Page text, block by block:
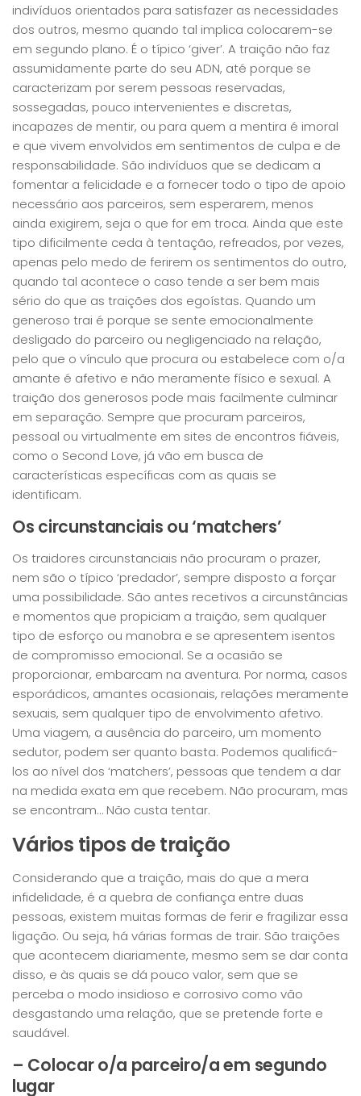
indivíduos orientados para satisfazer as necessidades
dos outros, mesmo quando tal implica colocarem-se
em segundo plano. É o típico ‘giver’. A traição não faz
assumidamente parte do seu ADN, até porque se
caracterizam por serem pessoas reservadas,
sossegadas, pouco intervenientes e discretas,
incapazes de mentir, ou para quem a mentira é imoral
e que vivem envolvidos em sentimentos de culpa e de
responsabilidade. São indivíduos que se dedicam a
fomentar a felicidade e a fornecer todo o tipo de apoio
necessário aos parceiros, sem esperarem, menos
ainda exigirem, seja o que for em troca. Ainda que este
tipo dificilmente ceda à tentação, refreados, por vezes,
apenas pelo medo de ferirem os sentimentos do outro,
quando tal acontece o caso tende a ser bem mais
sério do que as traições dos egoístas. Quando um
generoso trai é porque se sente emocionalmente
desligado do parceiro ou negligenciado na relação,
pelo que o vínculo que procura ou estabelece com o/a
amante é afetivo e não meramente físico e sexual. A
traição dos generosos pode mais facilmente culminar
em separação. Sempre que procuram parceiros,
pessoal ou virtualmente em sites de encontros fiáveis,
como o Second Love, já vão em busca de
características específicas com as quais se
identificam.
Os circunstanciais ou ‘matchers’
Os traidores circunstanciais não procuram o prazer,
nem são o típico ‘predador’, sempre disposto a forçar
uma possibilidade. São antes recetivos a circunstâncias
e momentos que propiciam a traição, sem qualquer
tipo de esforço ou manobra e se apresentem isentos
de compromisso emocional. Se a ocasião se
proporcionar, embarcam na aventura. Por norma, casos
esporádicos, amantes ocasionais, relações meramente
sexuais, sem qualquer tipo de envolvimento afetivo.
Uma viagem, a ausência do parceiro, um momento
sedutor, podem ser quanto basta. Podemos qualificá-
los ao nível dos ‘matchers’, pessoas que tendem a dar
na medida exata em que recebem. Não procuram, mas
se encontram… Não custa tentar.
Vários tipos de traição
Considerando que a traição, mais do que a mera
infidelidade, é a quebra de confiança entre duas
pessoas, existem muitas formas de ferir e fragilizar essa
ligação. Ou seja, há várias formas de trair. São traições
que acontecem diariamente, mesmo sem se dar conta
disso, e às quais se dá pouco valor, sem que se
perceba o modo insidioso e corrosivo como vão
desgastando uma relação, que se pretende forte e
saudável.
– Colocar o/a parceiro/a em segundo
lugar